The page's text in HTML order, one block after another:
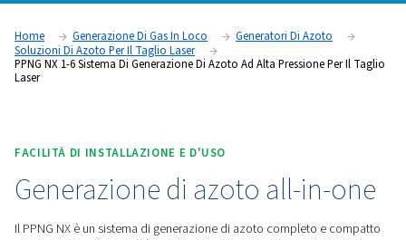
tutto in uno progettato specificamente per applicazioni
come il taglio laser, garantendo risultati di taglio più rapidi
Home Generazione Di Gas In Loco
Generatori Di